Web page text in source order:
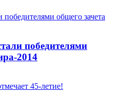
победителями
2014